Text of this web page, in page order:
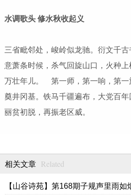
水调歌头 修水秋收起义
三省毗邻处，峻岭似龙驰。衍文千
意萧条时候，杀气回旋山口，火种
万壮年儿。 第一师，第一响，第一
奠井冈基。铁马千疆遍布，大党百
丽贫初脱，再振老区威。
相关文章 Related
【山谷诗苑】第168期子规声里雨